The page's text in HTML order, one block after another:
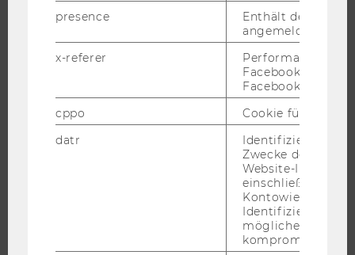
ANGEBOTE FÜR SCHULEN UND STUDIENINTERESSIERTE
FORSCHUNGSPORTAL
presence
Enthält den
angemeldeten
x-referer
Performance-
Facebook in
Facebook-Pixel
cppo
Cookie für
datr
Identifiziert den
Zwecke der
Website-
einschließlich der
Identifizierung
möglicherweise
kompromittierten